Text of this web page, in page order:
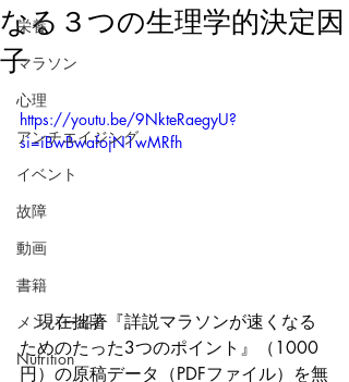
栄養
マラソン
心理
アンチエイジング
イベント
故障
動画
書籍
メンバー紹介
Nutrition
なる３つの生理学的決定因
子
https://youtu.be/9NkteRaegyU?
si=iBwBwafojN1wMRfh
現在拙著『詳説マラソンが速くなる
ためのたった3つのポイント』（1000
円）の原稿データ（PDFファイル）を無